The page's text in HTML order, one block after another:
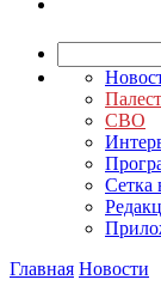
СВО
Сетка
Главная Новости